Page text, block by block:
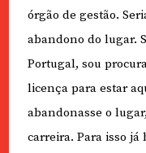
órgão de gestão.
abandono do lugar.
Portugal, sou
licença para estar
abandonasse o
carreira. Para isso já